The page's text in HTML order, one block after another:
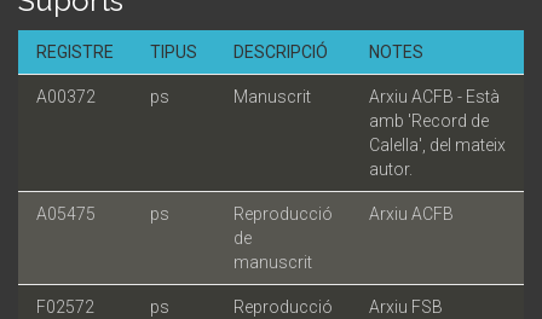
REGISTRE TIPUS DESCRIPCIÓ NOTES
A00372 ps Manuscrit
Arxiu ACFB - Està
amb 'Record de
Calella', del mateix
autor.
A05475 ps
Reproducció
de
manuscrit
Arxiu ACFB
F02572 ps
Reproducció
Arxiu FSB